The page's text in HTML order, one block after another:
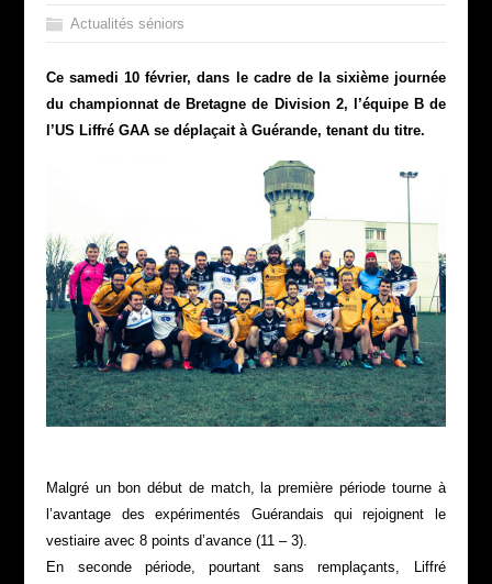
Actualités séniors
Ce samedi 10 février, dans le cadre de la sixième journée
du championnat de Bretagne de Division 2, l’équipe B de
l’US Liffré GAA se déplaçait à Guérande, tenant du titre.
Malgré un bon début de match, la première période tourne à
l’avantage des expérimentés Guérandais qui rejoignent le
vestiaire avec 8 points d’avance (11 – 3).
En seconde période, pourtant sans remplaçants, Liffré